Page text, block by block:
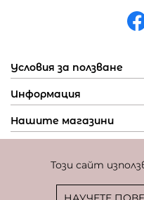
Този сайт
Условия за ползване
Информация
Нашите магазини
Фиксиран курс за